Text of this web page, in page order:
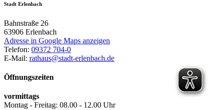
Stadt Erlenbach
Bahnstraße 26
63906 Erlenbach
Adresse in Google Maps anzeigen
Telefon: 09372 704-0
E-Mail: rathaus@stadt-erlenbach.de
Öffnungszeiten
vormittags
Montag - Freitag: 08.00 - 12.00 Uhr